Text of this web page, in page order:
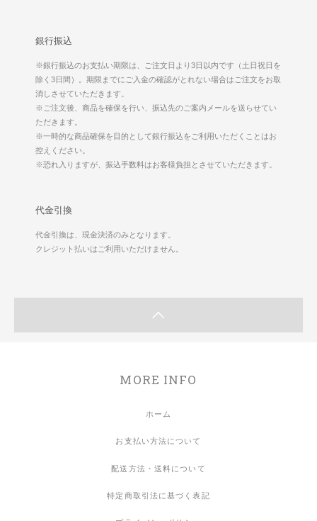
銀行振込
※銀行振込のお支払い期限は、ご注文日より3日以内です（土日祝日を
除く3日間）。期限までにご入金の確認がとれない場合はご注文をお取
消しさせていただきます。
※ご注文後、商品を確保を行い、振込先のご案内メールを送らせてい
ただきます。
※一時的な商品確保を目的として銀行振込をご利用いただくことはお
控えください。
※恐れ入りますが、振込手数料はお客様負担とさせていただきます。
代金引換
代金引換は、現金決済のみとなります。
クレジット払いはご利用いただけません。
MORE INFO
ホーム
お支払い方法について
配送方法・送料について
特定商取引法に基づく表記